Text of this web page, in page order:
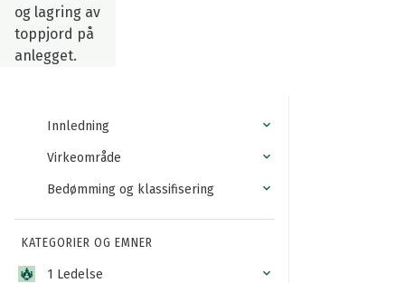
og lagring av
toppjord på
anlegget.
Innledning
Virkeområde
Bedømming og klassifisering
KATEGORIER OG EMNER
1 Ledelse